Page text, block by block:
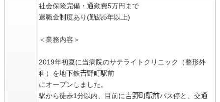
社会保険完備・通勤費5万円まで
退職金制度あり(勤続5年以上)
＜業務内容＞
2019年初夏に当病院のサテライトクリニック（整形外
科）を地下鉄𠮷野町駅前
にオープンしました。
駅から徒歩1分以内、目前に𠮷野町駅前バス停と、交通